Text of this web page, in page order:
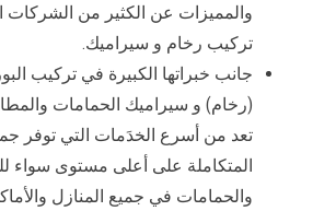
والمميزات عن الكثير من
تركيب رخام و سيراميك.
جانب خبراتها الكبيرة في تركيب
(رخام) و سيراميك الحمامات
تعد من أسرع الخدَمات التي توفر
المتكاملة على أعلى مستوى سواء
والحمامات في جميع المنازل